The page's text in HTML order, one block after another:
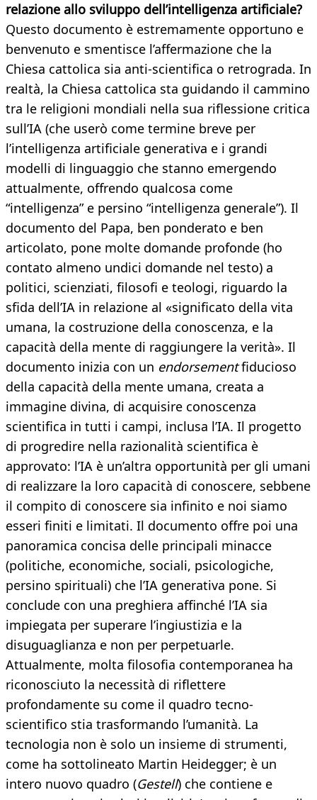
relazione allo sviluppo dell’intelligenza artificiale?
Questo documento è estremamente opportuno e
benvenuto e smentisce l’affermazione che la
Chiesa cattolica sia anti-scientifica o retrograda. In
realtà, la Chiesa cattolica sta guidando il cammino
tra le religioni mondiali nella sua riflessione critica
sull’IA (che userò come termine breve per
l’intelligenza artificiale generativa e i grandi
modelli di linguaggio che stanno emergendo
attualmente, offrendo qualcosa come
“intelligenza” e persino “intelligenza generale”). Il
documento del Papa, ben ponderato e ben
articolato, pone molte domande profonde (ho
contato almeno undici domande nel testo) a
politici, scienziati, filosofi e teologi, riguardo la
sfida dell’IA in relazione al «significato della vita
umana, la costruzione della conoscenza, e la
capacità della mente di raggiungere la verità». Il
documento inizia con un endorsementfiducioso
della capacità della mente umana, creata a
immagine divina, di acquisire conoscenza
scientifica in tutti i campi, inclusa l’IA. Il progetto
di progredire nella razionalità scientifica è
approvato: l’IA è un’altra opportunità per gli umani
di realizzare la loro capacità di conoscere, sebbene
il compito di conoscere sia infinito e noi siamo
esseri finiti e limitati. Il documento offre poi una
panoramica concisa delle principali minacce
(politiche, economiche, sociali, psicologiche,
persino spirituali) che l’IA generativa pone. Si
conclude con una preghiera affinché l’IA sia
impiegata per superare l’ingiustizia e la
disuguaglianza e non per perpetuarle.
Attualmente, molta filosofia contemporanea ha
riconosciuto la necessità di riflettere
profondamente su come il quadro tecno-
scientifico stia trasformando l’umanità. La
tecnologia non è solo un insieme di strumenti,
come ha sottolineato Martin Heidegger; è un
intero nuovo quadro (Gestell) che contiene e